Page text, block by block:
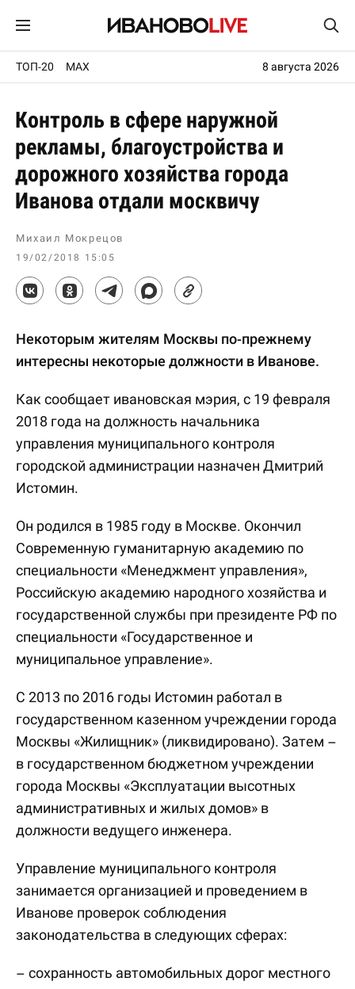
ТОП-20 MAX 8 августа 2026
Контроль в сфере наружной
рекламы, благоустройства и
дорожного хозяйства города
Иванова отдали москвичу
Михаил Мокрецов
19/02/2018 15:05
Некоторым жителям Москвы по-прежнему
интересны некоторые должности в Иванове.
Как сообщает ивановская мэрия, с 19 февраля
2018 года на должность начальника
управления муниципального контроля
городской администрации назначен Дмитрий
Истомин.
Он родился в 1985 году в Москве. Окончил
Современную гуманитарную академию по
специальности «Менеджмент управления»,
Российскую академию народного хозяйства и
государственной службы при президенте РФ по
специальности «Государственное и
муниципальное управление».
С 2013 по 2016 годы Истомин работал в
государственном казенном учреждении города
Москвы «Жилищник» (ликвидировано). Затем –
в государственном бюджетном учреждении
города Москвы «Эксплуатации высотных
административных и жилых домов» в
должности ведущего инженера.
Управление муниципального контроля
занимается организацией и проведением в
Иванове проверок соблюдения
законодательства в следующих сферах:
– сохранность автомобильных дорог местного